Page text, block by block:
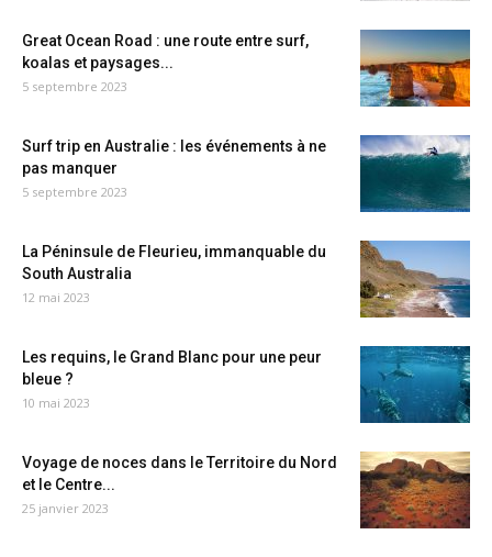
Great Ocean Road : une route entre surf,
koalas et paysages...
5 septembre 2023
Surf trip en Australie : les événements à ne
pas manquer
5 septembre 2023
La Péninsule de Fleurieu, immanquable du
South Australia
12 mai 2023
Les requins, le Grand Blanc pour une peur
bleue ?
10 mai 2023
Voyage de noces dans le Territoire du Nord
et le Centre...
25 janvier 2023